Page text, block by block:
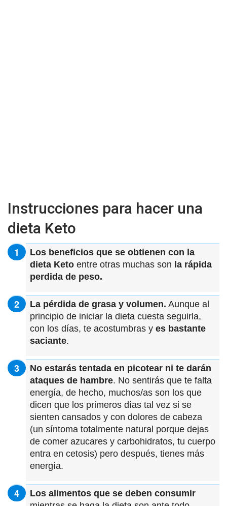
Instrucciones para hacer una
dieta Keto
Los beneficios que se obtienen con la
dieta Keto entre otras muchas son la rápida
perdida de peso.
La pérdida de grasa y volumen. Aunque al
principio de iniciar la dieta cuesta seguirla,
con los días, te acostumbras y es bastante
saciante.
No estarás tentada en picotear ni te darán
ataques de hambre. No sentirás que te falta
energía, de hecho, muchos/as son los que
dicen que los primeros días tal vez si se
sienten cansados y con dolores de cabeza
(un síntoma totalmente natural porque dejas
de comer azucares y carbohidratos, tu cuerpo
entra en cetosis) pero después, tienes más
energía.
Los alimentos que se deben consumir